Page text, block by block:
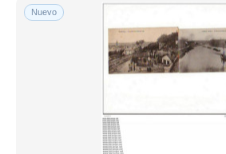
Nuevo